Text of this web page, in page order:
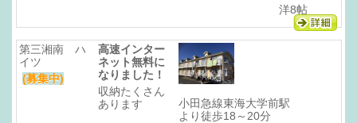
洋8帖
第三湘南 ハ
イツ
(募集中)
高速インター
ネット無料に
なりました！
収納たくさん
あります
小田急線東海大学前駅
より徒歩18～20分